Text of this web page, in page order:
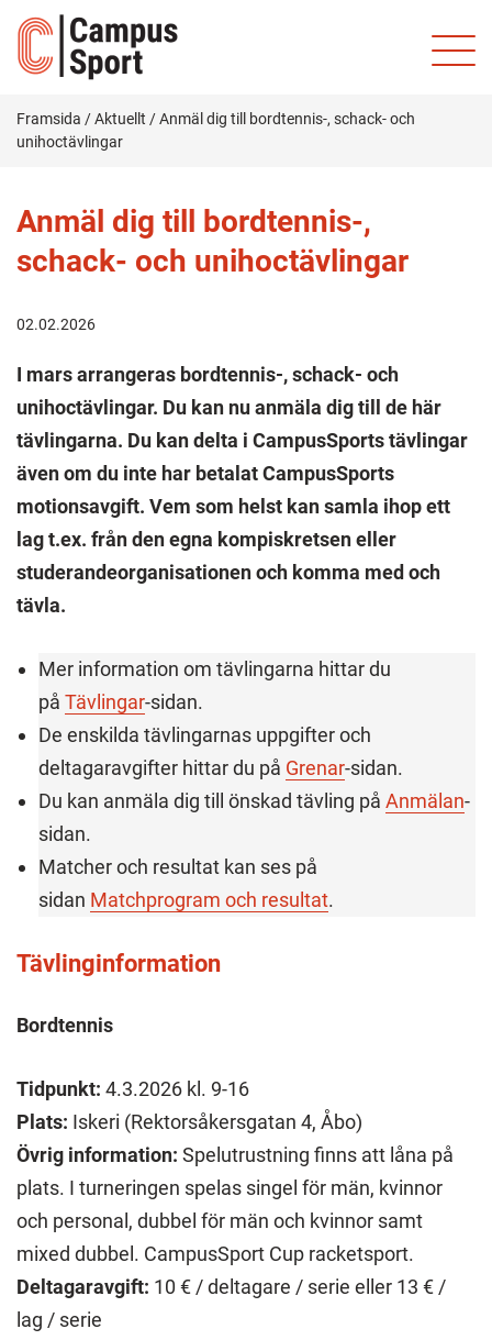
Framsida /Aktuellt /Anmäl dig till bordtennis-, schack- och
unihoctävlingar
Anmäl dig till bordtennis-,
schack- och unihoctävlingar
02.02.2026
I mars arrangeras bordtennis-, schack- och
unihoctävlingar. Du kan nu anmäla dig till de här
tävlingarna. Du kan delta i CampusSports tävlingar
även om du inte har betalat CampusSports
motionsavgift. Vem som helst kan samla ihop ett
lag t.ex. från den egna kompiskretsen eller
studerandeorganisationen och komma med och
tävla.
Mer information om tävlingarna hittar du
på Tävlingar-sidan.
De enskilda tävlingarnas uppgifter och
deltagaravgifter hittar du på Grenar-sidan.
Du kan anmäla dig till önskad tävling på Anmälan-
sidan.
Matcher och resultat kan ses på
sidan Matchprogram och resultat.
Tävlinginformation
Bordtennis
Tidpunkt: 4.3.2026 kl. 9-16
Plats: Iskeri (Rektorsåkersgatan 4, Åbo)
Övrig information: Spelutrustning finns att låna på
plats. I turneringen spelas singel för män, kvinnor
och personal, dubbel för män och kvinnor samt
mixed dubbel. CampusSport Cup racketsport.
Deltagaravgift: 10 € / deltagare / serie eller 13 € /
lag / serie